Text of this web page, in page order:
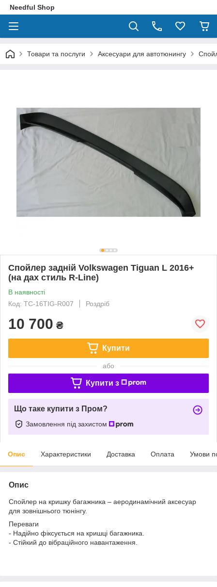
Needful Shop
Товари та послуги Аксесуари для автотюнингу
Спойлер задній Volkswagen Tiguan L 2016+
(на дах стиль R-Line)
В наявності
Код: TC-16TIG-R007
Роздріб
10 700 ₴
Купити
або
Купити з
Що таке купити з Пром?
Замовлення під захистом
Опис Характеристики Доставка Оплата Умови
Опис
Спойлер на кришку багажника – аеродинамічний аксесуар
для зовнішнього тюнінгу.
Переваги
- Надійно фіксується на кришці багажника.
- Стійкий до вібраційного навантаження.